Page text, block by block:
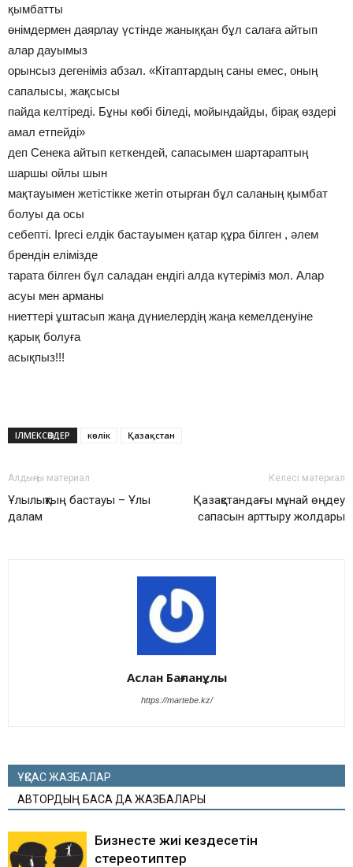
қымбатты
өнімдермен даярлау үстінде жаныққан бұл салаға айтып
алар дауымыз
орынсыз дегеніміз абзал. «Кітаптардың саны емес, оның
сапалысы, жақсысы
пайда келтіреді. Бұны көбі біледі, мойындайды, бірақ өздері
амал етпейді»
деп Сенека айтып кеткендей, сапасымен шартараптың
шаршы ойлы шын
мақтауымен жетістікке жетіп отырған бұл саланың қымбат
болуы да осы
себепті. Іргесі елдік бастауымен қатар құра білген , әлем
брендін елімізде
тарата білген бұл саладан ендігі алда күтеріміз мол. Алар
асуы мен арманы
ниеттері ұштасып жаңа дүниелердің жаңа кемелденуіне
қарық болуға
асықпыз!!!
ІЛМЕКСӨЗДЕР көлік Қазақстан
Алдыңғы материал
Ұлылықтың бастауы – Ұлы
далам
Келесі материал
Қазақстандағы мұнай өңдеу
сапасын арттыру жолдары
Аслан Бағланұлы
https://martebe.kz/
ҰҚСАС ЖАЗБАЛАР
АВТОРДЫҢ БАСҚА ДА ЖАЗБАЛАРЫ
Бизнесте жиі кездесетін
стереотиптер